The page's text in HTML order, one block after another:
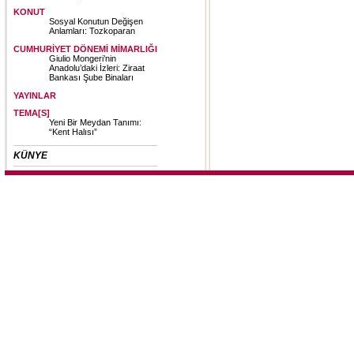
KONUT
Sosyal Konutun Değişen
Anlamları: Tozkoparan
CUMHURİYET DÖNEMİ MİMARLIĞI
Giulio Mongeri’nin
Anadolu’daki İzleri: Ziraat
Bankası Şube Binaları
YAYINLAR
TEMA[S]
Yeni Bir Meydan Tanımı:
“Kent Halısı”
KÜNYE